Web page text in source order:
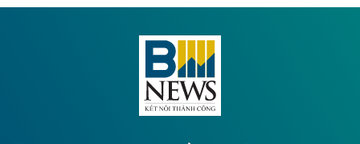
Đông A dài khoảng 25,1 km được kỳ vọng sẽ tạo động
lực phát triển kinh tế - xã hội khu vực phía Nam đồng